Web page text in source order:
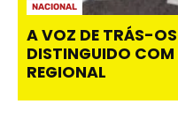
NACIONAL
A VOZ DE TRÁS-
DISTINGUIDO
REGIONAL